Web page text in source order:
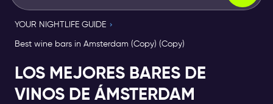
YOUR NIGHTLIFE GUIDE
Best wine bars in Amsterdam (Copy) (Copy)
LOS MEJORES BARES DE
VINOS DE ÁMSTERDAM